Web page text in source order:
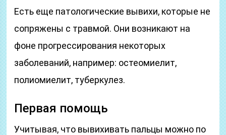
Есть еще патологические вывихи, которые не
сопряжены с травмой. Они возникают на
фоне прогрессирования некоторых
заболеваний, например: остеомиелит,
полиомиелит, туберкулез.
Первая помощь
Учитывая, что вывихивать пальцы можно по